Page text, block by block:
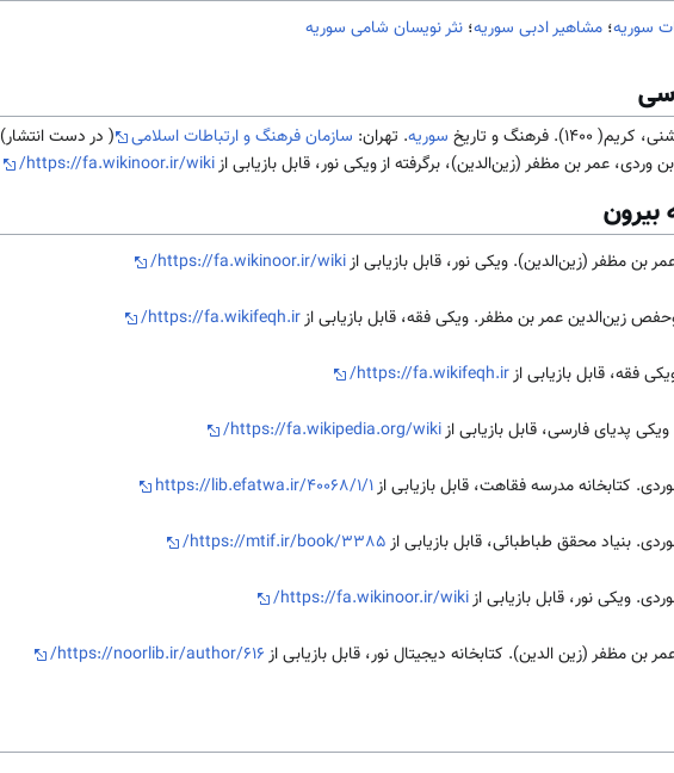
سوریه؛ مشاهیر ادبی سوریه؛ نثر نویسان شامی سوریه
کریم( 1400). فرهنگ و تاریخ سوریه. تهران: سازمان فرهنگ و ارتباطات اسلامی
( در دست انتشار)
وردی، عمر بن مظفر (زین‌الدین)، برگرفته از ویکی نور، قابل بازیابی ازhttps://fa.wikinoor.ir/wiki/
بیرون
بن مظفر (زین‌الدین). ویکی نور، قابل بازیابی ازhttps://fa.wikinoor.ir/wiki/
زین‌الدین عمر بن مظفر. ویکی فقه، قابل بازیابی ازhttps://fa.wikifeqh.ir/
فقه، قابل بازیابی ازhttps://fa.wikifeqh.ir/
ویکی پدیای فارسی، قابل بازیابی ازhttps://fa.wikipedia.org/wiki/
کتابخانه مدرسه فقاهت، قابل بازیابی ازhttps://lib.efatwa.ir/40068/1/1
بنیاد محقق طباطبائی، قابل بازیابی ازhttps://mtif.ir/book/3385/
ویکی نور، قابل بازیابی ازhttps://fa.wikinoor.ir/wiki/
بن مظفر (زین الدین). کتابخانه دیجیتال نور، قابل بازیابی ازhttps://noorlib.ir/author/616/